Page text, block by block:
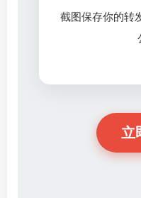
截图保存你的转
立